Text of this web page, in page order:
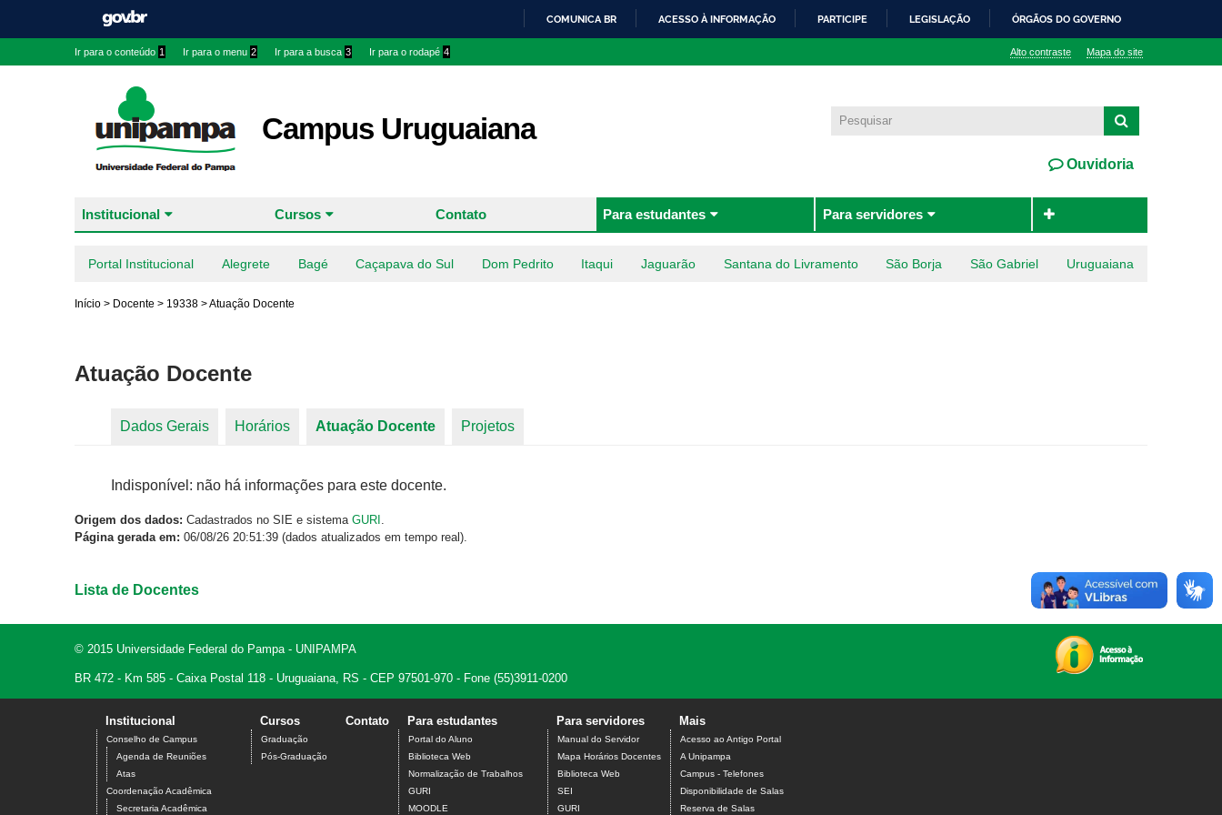
COMUNICA BR ACESSO À INFORMAÇÃO PARTICIPE LEGISLAÇÃO ÓRGÃOS DO GOVERNO
Ir para o conteúdo 1 Ir para o menu 2 Ir para a busca 3 Ir para o rodapé 4 Alto contraste Mapa do site
Campus Uruguaiana
Ouvidoria
Institucional Cursos Contato Para estudantes Para servidores
Portal Institucional Alegrete Bagé Caçapava do Sul Dom Pedrito Itaqui Jaguarão Santana do Livramento São Borja São Gabriel Uruguaiana
Início > Docente > 19338 >Atuação Docente
Atuação Docente
Dados Gerais Horários Atuação Docente (aba ativa)
Projetos
Indisponível: não há informações para este docente.
Origem dos dados: Cadastrados no SIE e sistema GURI
Página gerada em: 06/08/26 20:51:39 (dados atualizados em tempo real).
Lista de Docentes
© 2015 Universidade Federal do Pampa - UNIPAMPA
BR 472 - Km 585 - Caixa Postal 118 - Uruguaiana, RS - CEP 97501-970 - Fone (55)3911-0200
Institucional
Conselho de Campus
Agenda de Reuniões
Atas
Coordenação Acadêmica
Secretaria Acadêmica
Cursos
Graduação
Pós-Graduação
Contato Para estudantes
Portal do Aluno
Biblioteca Web
Normalização de Trabalhos
GURI
MOODLE
Para servidores
Manual do Servidor
Mapa Horários Docentes
Biblioteca Web
SEI
GURI
Mais
Acesso ao Antigo Portal
A Unipampa
Campus - Telefones
Disponibilidade de Salas
Reserva de Salas